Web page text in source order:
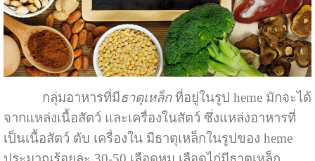
กลุ่มอาหารที่มีธาตุเหล็กที่อยู่ในรูป heme มักจะได้
จากแหล่งเนื้อสัตว์ และเครื่องในสัตว์ ซึ่งแหล่งอาหารที่
เป็นเนื้อสัตว์ ตับ เครื่องใน มีธาตุเหล็กในรูปของ heme